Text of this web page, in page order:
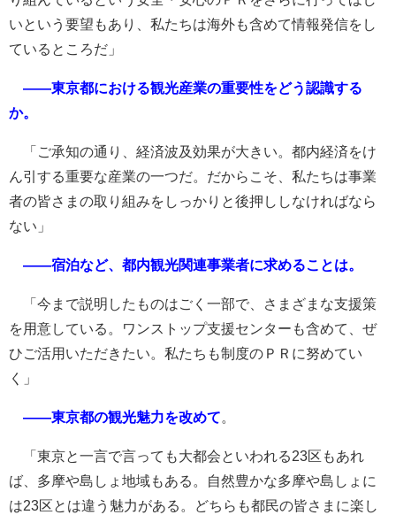
いという要望もあり、私たちは海外も含めて情報発信をし
ているところだ」
――東京都における観光産業の重要性をどう認識する
か。
「ご承知の通り、経済波及効果が大きい。都内経済をけ
ん引する重要な産業の一つだ。だからこそ、私たちは事業
者の皆さまの取り組みをしっかりと後押ししなければなら
ない」
――宿泊など、都内観光関連事業者に求めることは。
「今まで説明したものはごく一部で、さまざまな支援策
を用意している。ワンストップ支援センターも含めて、ぜ
ひご活用いただきたい。私たちも制度のＰＲに努めてい
く」
――東京都の観光魅力を改めて。
「東京と一言で言っても大都会といわれる23区もあれ
ば、多摩や島しょ地域もある。自然豊かな多摩や島しょに
は23区とは違う魅力がある。どちらも都民の皆さまに楽し